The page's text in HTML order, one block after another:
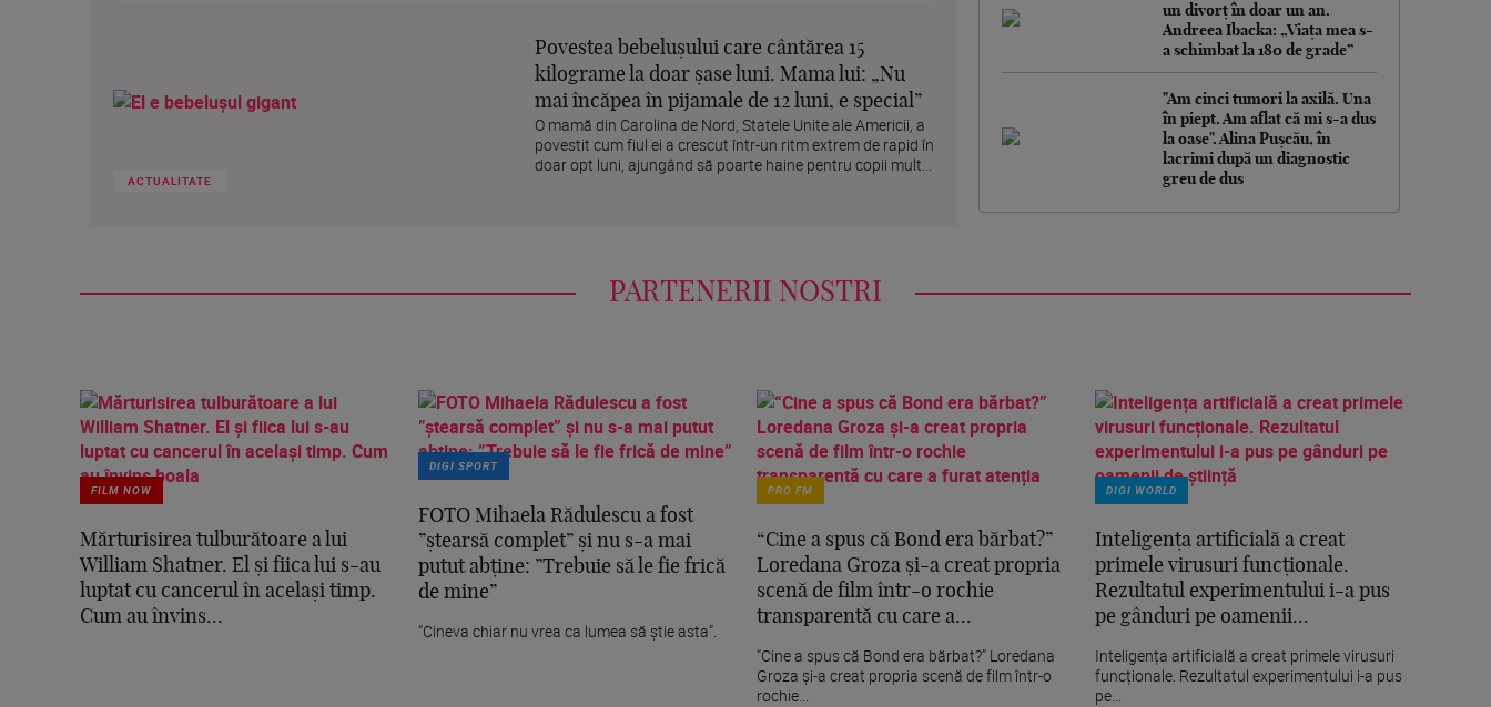
ACTUALITATE
Povestea bebelușului care cântărea 15
kilograme la doar șase luni. Mama lui: „Nu
mai încăpea în pijamale de 12 luni, e special”
O mamă din Carolina de Nord, Statele Unite ale Americii, a
povestit cum fiul ei a crescut într-un ritm extrem de rapid în
doar opt luni, ajungând să poarte haine pentru copii mult...
un divorț în doar un an.
Andreea Ibacka: „Viața mea s-
a schimbat la 180 de grade”
"Am cinci tumori la axilă. Una
în piept. Am aflat că mi s-a dus
la oase". Alina Pușcău, în
lacrimi după un diagnostic
greu de dus
PARTENERII NOSTRI
FILM NOW
Mărturisirea tulburătoare a lui
William Shatner. El și fiica lui s-au
luptat cu cancerul în același timp.
Cum au învins...
DIGI SPORT
FOTO Mihaela Rădulescu a fost
”ștearsă complet” și nu s-a mai
putut abține: ”Trebuie să le fie frică
de mine”
”Cineva chiar nu vrea ca lumea să știe asta”.
PRO FM
“Cine a spus că Bond era bărbat?”
Loredana Groza și-a creat propria
scenă de film într-o rochie
transparentă cu care a...
“Cine a spus că Bond era bărbat?” Loredana
Groza și-a creat propria scenă de film într-o
rochie...
DIGI WORLD
Inteligența artificială a creat
primele virusuri funcționale.
Rezultatul experimentului i-a pus
pe gânduri pe oamenii...
Inteligența artificială a creat primele virusuri
funcționale. Rezultatul experimentului i-a pus
pe...